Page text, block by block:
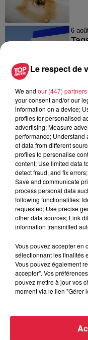
6
6
Au
À découvrir
Le respect de
We and our (447) partners
your consent and/or our
information on a device;
profiles for personalised
advertising; Measure
performance; Understand
of data from different
profiles to personalise
content; Use limited data
detect fraud, and fix
Save and communicate
process personal data
following functionalities:
requested; Use precise
other data sources; Link
information transmitted
Vous pouvez accepter en
sélectionnant les finalités
Vous pouvez également
accepter". Vos
pouvez mettre à jour vos
moment via le lien "Gérer